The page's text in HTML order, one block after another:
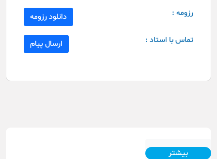
رزومه : دانلود رزومه
تماس با استاد : ارسال پیام
بیشتر